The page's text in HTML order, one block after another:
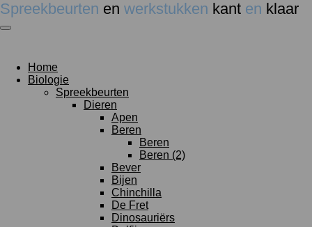
Ga
direct
hoofdinhoud
Spreekbeurten en werkstukken kant en klaar
Home
Biologie
Spreekbeurten
Dieren
Apen
Beren
Beren
Beren (2)
Bever
Bijen
Chinchilla
De Fret
Dinosauriërs